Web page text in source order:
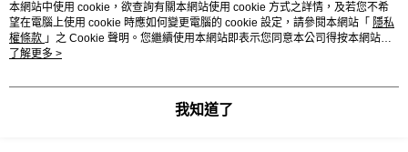
熱門標籤
本網站中使用 cookie，欲查詢有關本網站使用 cookie 方式之詳情，及若您不希
望在電腦上使用 cookie 時應如何變更電腦的 cookie 設定，請參閱本網站「 隱私
權條款 」之 Cookie 聲明。您繼續使用本網站即表示您同意本公司得按本網站使
用條款之 Cookie 聲明使用 cookie。
了解更多 >
我知道了